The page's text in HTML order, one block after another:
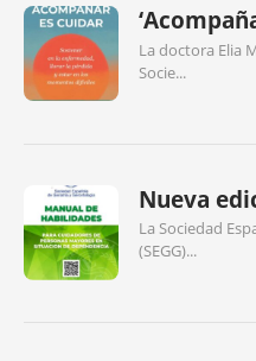
La doctora Elia
Socie...
Nueva
La Sociedad
(SEGG)...